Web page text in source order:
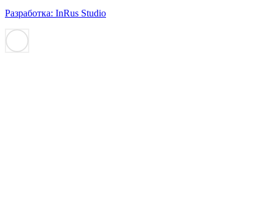
Разработка: InRus Studio